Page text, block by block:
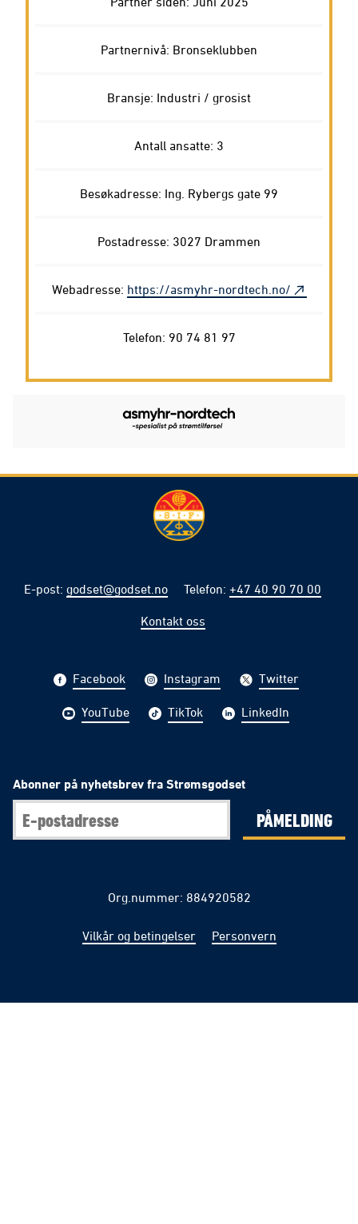
Partnernivå: Bronseklubben
Bransje: Industri / grosist
Antall ansatte: 3
Besøkadresse: Ing. Rybergs gate 99
Postadresse: 3027 Drammen
Webadresse: https://asmyhr-nordtech.no/
Telefon: 90 74 81 97
E-post: godset@godset.no Telefon: +47 40 90 70 00
Kontakt oss
Facebook Instagram Twitter
YouTube TikTok LinkedIn
Abonner på nyhetsbrev fra Strømsgodset
PÅMELDING
Org.nummer: 884920582
Vilkår og betingelser Personvern